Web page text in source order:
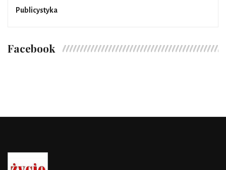
Publicystyka
Facebook